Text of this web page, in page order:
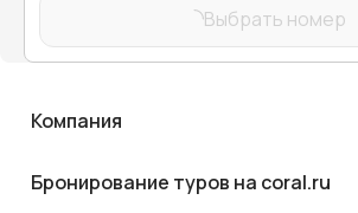
Выбрать номер
Компания
Бронирование туров на coral.ru